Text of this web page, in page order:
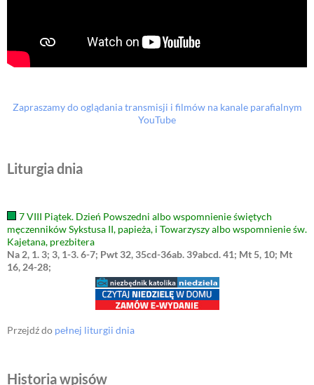
Zapraszamy do oglądania transmisji i filmów na kanale parafialnym
YouTube
Liturgia dnia
7 VIII Piątek. Dzień Powszedni albo wspomnienie świętych
męczenników Sykstusa II, papieża, i Towarzyszy albo wspomnienie św.
Kajetana, prezbitera
Na 2, 1. 3; 3, 1-3. 6-7; Pwt 32, 35cd-36ab. 39abcd. 41; Mt 5, 10; Mt
16, 24-28;
Przejdź do pełnej liturgii dnia
Historia wpisów